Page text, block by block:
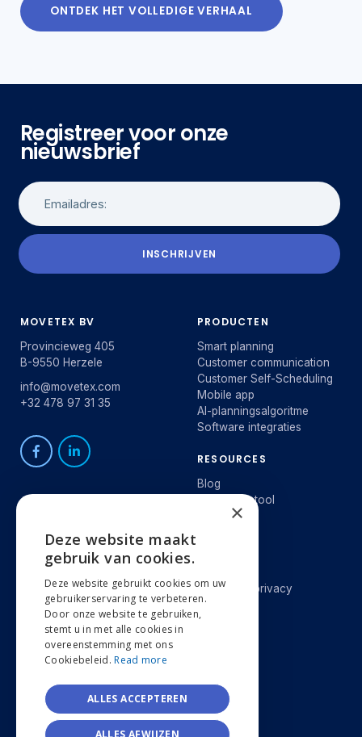
ONTDEK HET VOLLEDIGE VERHAAL
Registreer voor onze
nieuwsbrief
INSCHRIJVEN
MOVETEX BV
Provincieweg 405
B-9550 Herzele
info@movetex.com
+32 478 97 31 35
PRODUCTEN
Smart planning
Customer communication
Customer Self-Scheduling
Mobile app
AI-planningsalgoritme
Software integraties
RESOURCES
Blog
Besparingstool
E-Book
ONS BEDRIJF
Waarom Movetex
Over ons
Jobs
Distributeurs
Contacteer ons
Vraag een demo
Cookies & privacy
TAAL
ENGLISH
FRANÇAIS
×
Deze website maakt
gebruik van cookies.
Deze website gebruikt cookies om uw
gebruikerservaring te verbeteren.
Door onze website te gebruiken,
stemt u in met alle cookies in
overeenstemming met ons
Cookiebeleid. Read more
ALLES ACCEPTEREN
ALLES AFWIJZEN